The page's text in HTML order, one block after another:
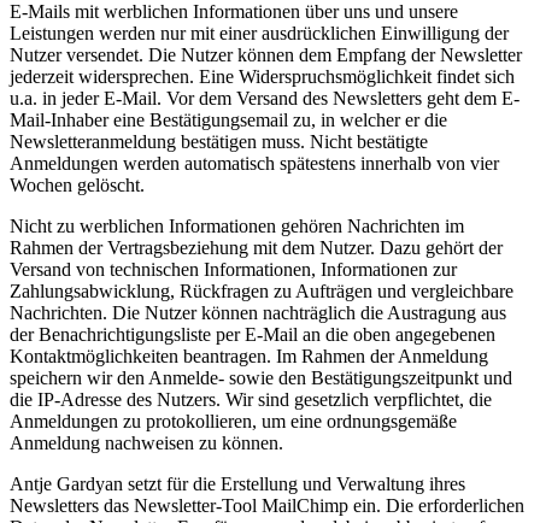
E-Mails mit werblichen Informationen über uns und unsere
Leistungen werden nur mit einer ausdrücklichen Einwilligung der
Nutzer versendet. Die Nutzer können dem Empfang der Newsletter
jederzeit widersprechen. Eine Widerspruchsmöglichkeit findet sich
u.a. in jeder E-Mail. Vor dem Versand des Newsletters geht dem E-
Mail-Inhaber eine Bestätigungsemail zu, in welcher er die
Newsletteranmeldung bestätigen muss. Nicht bestätigte
Anmeldungen werden automatisch spätestens innerhalb von vier
Wochen gelöscht.
Nicht zu werblichen Informationen gehören Nachrichten im
Rahmen der Vertragsbeziehung mit dem Nutzer. Dazu gehört der
Versand von technischen Informationen, Informationen zur
Zahlungsabwicklung, Rückfragen zu Aufträgen und vergleichbare
Nachrichten. Die Nutzer können nachträglich die Austragung aus
der Benachrichtigungsliste per E-Mail an die oben angegebenen
Kontaktmöglichkeiten beantragen. Im Rahmen der Anmeldung
speichern wir den Anmelde- sowie den Bestätigungszeitpunkt und
die IP-Adresse des Nutzers. Wir sind gesetzlich verpflichtet, die
Anmeldungen zu protokollieren, um eine ordnungsgemäße
Anmeldung nachweisen zu können.
Antje Gardyan setzt für die Erstellung und Verwaltung ihres
Newsletters das Newsletter-Tool MailChimp ein. Die erforderlichen